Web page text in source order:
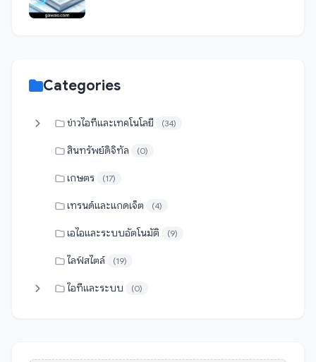
Categories
ข่าวไอทีและเทคโนโลยี (34)
สินทรัพย์ดิจิทัล (0)
เกษตร (17)
เทรนด์และแกดเจ็ต (4)
เอไอและระบบอัตโนมัติ (9)
ไลฟ์สไตล์ (19)
ไอทีและระบบ (0)